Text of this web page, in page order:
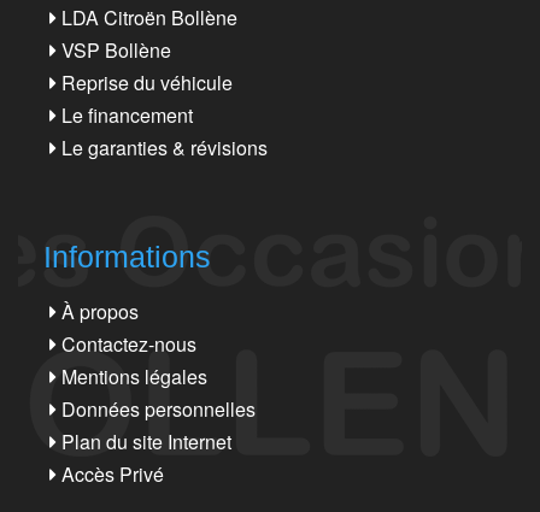
LDA Citroën Bollène
VSP Bollène
Reprise du véhicule
Le financement
Le garanties & révisions
Informations
À propos
Contactez-nous
Mentions légales
Données personnelles
Plan du site Internet
Accès Privé